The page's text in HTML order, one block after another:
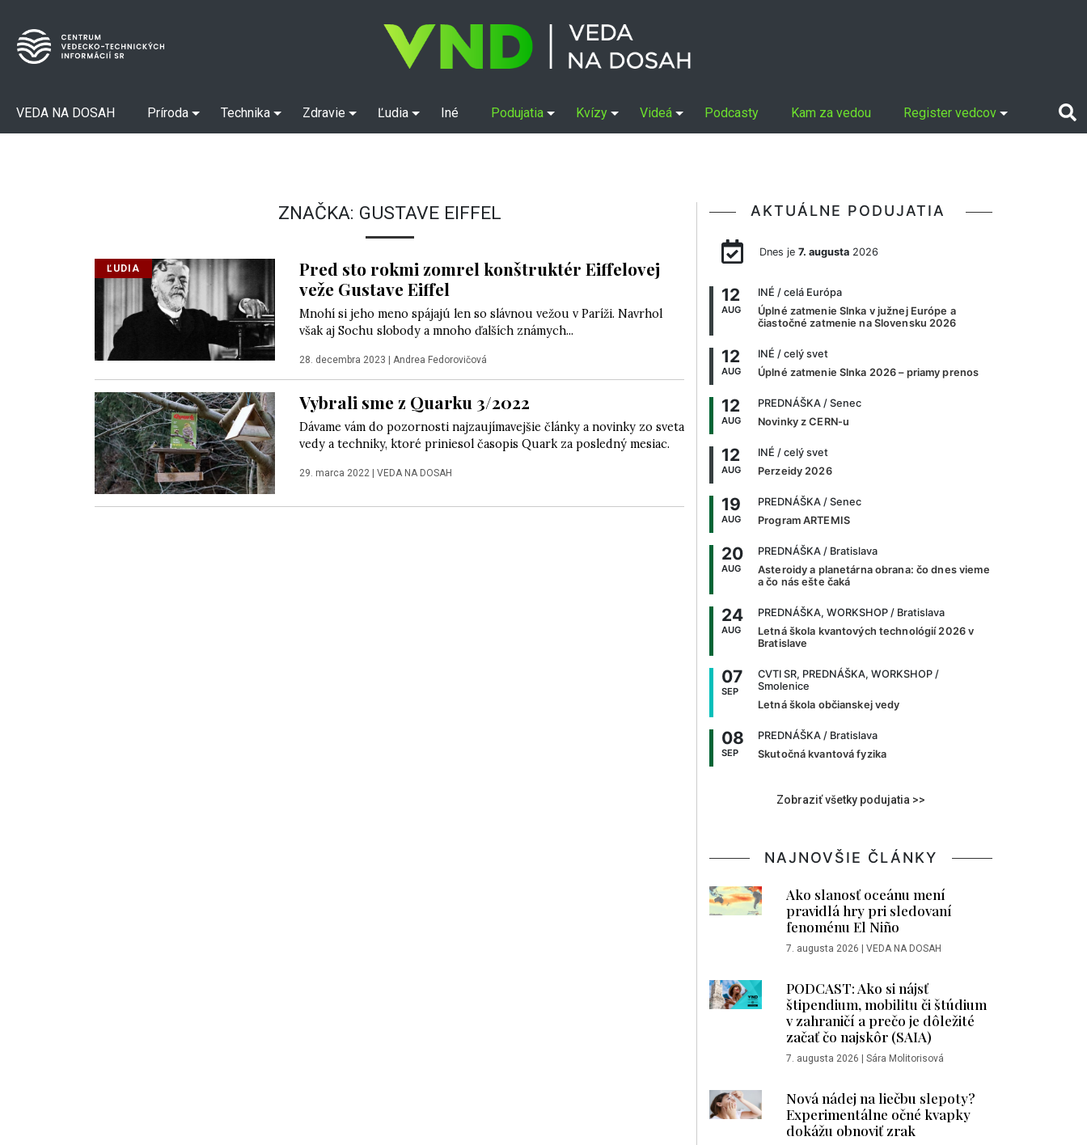
VEDA NA DOSAH Príroda Technika Zdravie Ľudia Iné Podujatia Kvízy Videá Podcasty Kam za vedou Register vedcov
ZNAČKA: GUSTAVE EIFFEL
ĽUDIA
Pred sto rokmi zomrel konštruktér Eiffelovej
veže Gustave Eiffel
Mnohí si jeho meno spájajú len so slávnou vežou v Paríži. Navrhol
však aj Sochu slobody a mnoho ďalších známych...
28. decembra 2023 Andrea Fedorovičová
Vybrali sme z Quarku 3/2022
Dávame vám do pozornosti najzaujímavejšie články a novinky zo sveta
vedy a techniky, ktoré priniesol časopis Quark za posledný mesiac.
29. marca 2022 VEDA NA DOSAH
AKTUÁLNE PODUJATIA
Dnes je 7. augusta2026
12
AUG
INÉ / celá Európa
Úplné zatmenie Slnka v južnej Európe a
čiastočné zatmenie na Slovensku 2026
12
AUG
INÉ / celý svet
Úplné zatmenie Slnka 2026 – priamy prenos
12
AUG
PREDNÁŠKA / Senec
Novinky z CERN-u
12
AUG
INÉ / celý svet
Perzeidy 2026
19
AUG
PREDNÁŠKA / Senec
Program ARTEMIS
20
AUG
PREDNÁŠKA / Bratislava
Asteroidy a planetárna obrana: čo dnes vieme
a čo nás ešte čaká
24
AUG
PREDNÁŠKA, WORKSHOP / Bratislava
Letná škola kvantových technológií 2026 v
Bratislave
07
SEP
CVTI SR, PREDNÁŠKA, WORKSHOP /
Smolenice
Letná škola občianskej vedy
08
SEP
PREDNÁŠKA / Bratislava
Skutočná kvantová fyzika
Zobraziť všetky podujatia >>
NAJNOVŠIE ČLÁNKY
Ako slanosť oceánu mení
pravidlá hry pri sledovaní
fenoménu El Niño
7. augusta 2026 | VEDA NA DOSAH
PODCAST: Ako si nájsť
štipendium, mobilitu či štúdium
v zahraničí a prečo je dôležité
začať čo najskôr (SAIA)
7. augusta 2026 | Sára Molitorisová
Nová nádej na liečbu slepoty?
Experimentálne očné kvapky
dokážu obnoviť zrak